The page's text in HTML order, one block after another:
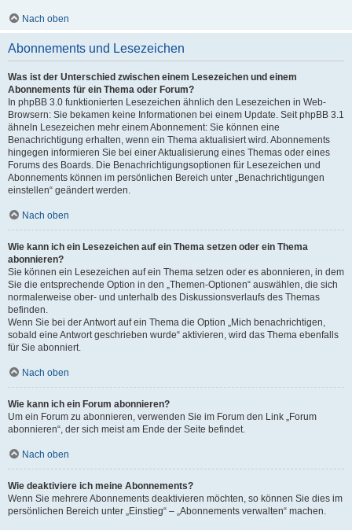
Nach oben
Abonnements und Lesezeichen
Was ist der Unterschied zwischen einem Lesezeichen und einem
Abonnements für ein Thema oder Forum?
In phpBB 3.0 funktionierten Lesezeichen ähnlich den Lesezeichen in Web-
Browsern: Sie bekamen keine Informationen bei einem Update. Seit phpBB 3.1
ähneln Lesezeichen mehr einem Abonnement: Sie können eine
Benachrichtigung erhalten, wenn ein Thema aktualisiert wird. Abonnements
hingegen informieren Sie bei einer Aktualisierung eines Themas oder eines
Forums des Boards. Die Benachrichtigungsoptionen für Lesezeichen und
Abonnements können im persönlichen Bereich unter „Benachrichtigungen
einstellen“ geändert werden.
Nach oben
Wie kann ich ein Lesezeichen auf ein Thema setzen oder ein Thema
abonnieren?
Sie können ein Lesezeichen auf ein Thema setzen oder es abonnieren, in dem
Sie die entsprechende Option in den „Themen-Optionen“ auswählen, die sich
normalerweise ober- und unterhalb des Diskussionsverlaufs des Themas
befinden.
Wenn Sie bei der Antwort auf ein Thema die Option „Mich benachrichtigen,
sobald eine Antwort geschrieben wurde“ aktivieren, wird das Thema ebenfalls
für Sie abonniert.
Nach oben
Wie kann ich ein Forum abonnieren?
Um ein Forum zu abonnieren, verwenden Sie im Forum den Link „Forum
abonnieren“, der sich meist am Ende der Seite befindet.
Nach oben
Wie deaktiviere ich meine Abonnements?
Wenn Sie mehrere Abonnements deaktivieren möchten, so können Sie dies im
persönlichen Bereich unter „Einstieg“ – „Abonnements verwalten“ machen.